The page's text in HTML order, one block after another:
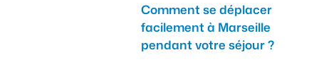
Comment se déplacer
facilement à Marseille
pendant votre séjour ?